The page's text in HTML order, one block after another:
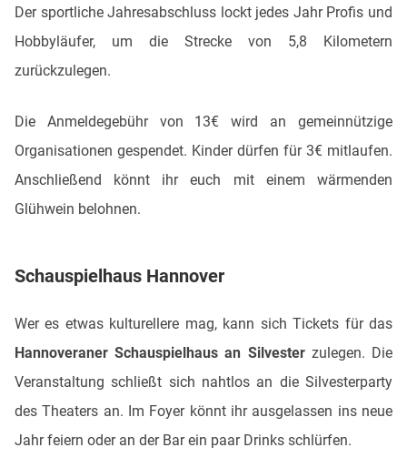
Der sportliche Jahresabschluss lockt jedes Jahr Profis und
Hobbyläufer, um die Strecke von 5,8 Kilometern
zurückzulegen.
Die Anmeldegebühr von 13€ wird an gemeinnützige
Organisationen gespendet. Kinder dürfen für 3€ mitlaufen.
Anschließend könnt ihr euch mit einem wärmenden
Glühwein belohnen.
Schauspielhaus Hannover
Wer es etwas kulturellere mag, kann sich Tickets für das
Hannoveraner Schauspielhaus an Silvesterzulegen. Die
Veranstaltung schließt sich nahtlos an die Silvesterparty
des Theaters an. Im Foyer könnt ihr ausgelassen ins neue
Jahr feiern oder an der Bar ein paar Drinks schlürfen.